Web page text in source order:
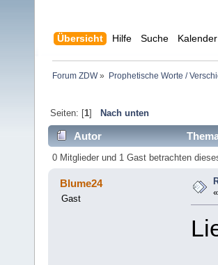
Übersicht Hilfe Suche Kalender
Forum ZDW» Prophetische Worte /
Seiten: [1] Nach unten
Autor
0 Mitglieder und 1 Gast betrachten
Blume24
Gast